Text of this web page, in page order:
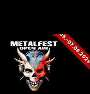
05.-